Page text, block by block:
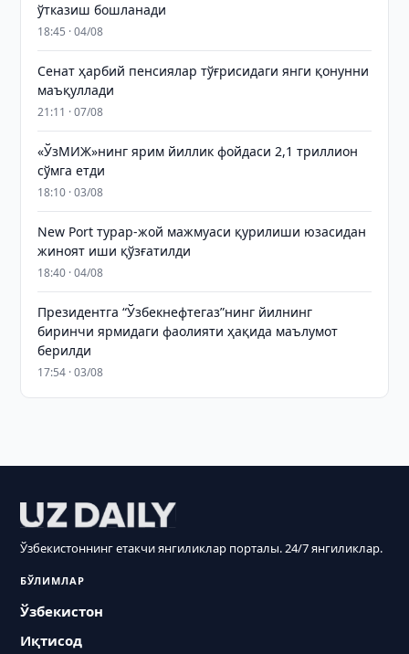
ўтказиш бошланади
18:45 · 04/08
Сенат ҳарбий пенсиялар тўғрисидаги янги қонунни
маъқуллади
21:11 · 07/08
«ЎзМИЖ»нинг ярим йиллик фойдаси 2,1 триллион
сўмга етди
18:10 · 03/08
New Port турар-жой мажмуаси қурилиши юзасидан
жиноят иши қўзғатилди
18:40 · 04/08
Президентга “Ўзбекнефтегаз”нинг йилнинг
биринчи ярмидаги фаолияти ҳақида маълумот
берилди
17:54 · 03/08
Ўзбекистоннинг етакчи янгиликлар порталы. 24/7 янгиликлар.
БЎЛИМЛАР
Ўзбекистон
Иқтисод